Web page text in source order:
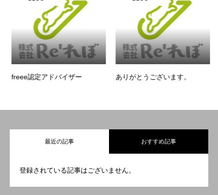
freee認定アドバイザー ありがとうございます。
最近の記事 おすすめ記事
登録されている記事はございません。